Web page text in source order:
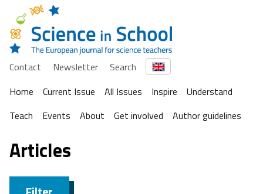
Contact Newsletter
Search
Home
Current Issue All Issues Inspire
Understand
Teach
Events About Get involved Author guidelines
Articles